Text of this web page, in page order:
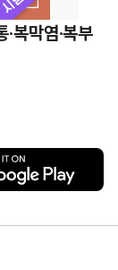
복막염·복부